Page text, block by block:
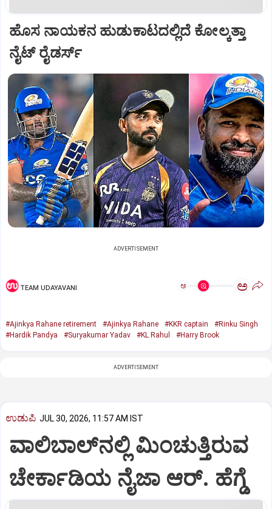
ಹೊಸ ನಾಯಕನ ಹುಡುಕಾಟದಲ್ಲಿದೆ ಕೋಲ್ಕತ್ತಾ
ನೈಟ್‌ ರೈಡರ್ಸ್‌
ADVERTISEMENT
TEAM UDAYAVANI ಅ ಅ
#Ajinkya Rahane retirement #Ajinkya Rahane #KKR captain
#Rinku Singh
#Hardik Pandya
#Suryakumar Yadav #KL Rahul #Harry Brook
ADVERTISEMENT
ಉಡುಪಿ JUL 30, 2026, 11:57 AM IST
ವಾಲಿಬಾಲ್‌ನಲ್ಲಿ ಮಿಂಚುತ್ತಿರುವ
ಚೇರ್ಕಾಡಿಯ ನೈಜಾ ಆರ್‌. ಹೆಗ್ಡೆ